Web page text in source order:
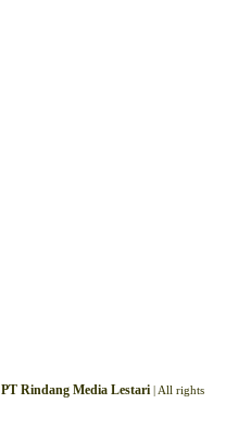
PT Rindang Media Lestari | All rights